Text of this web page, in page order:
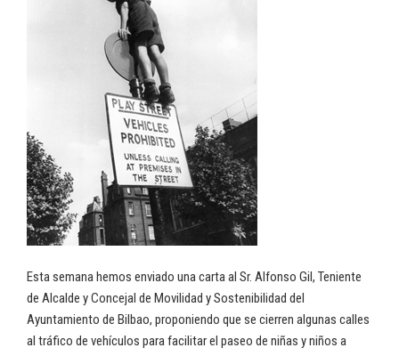
Esta semana hemos enviado una carta al Sr. Alfonso Gil, Teniente
de Alcalde y Concejal de Movilidad y Sostenibilidad del
Ayuntamiento de Bilbao, proponiendo que se cierren algunas calles
al tráfico de vehículos para facilitar el paseo de niñas y niños a